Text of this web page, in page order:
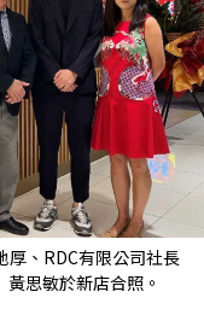
厚、RDC有限公司社長
思敏於新店合照。